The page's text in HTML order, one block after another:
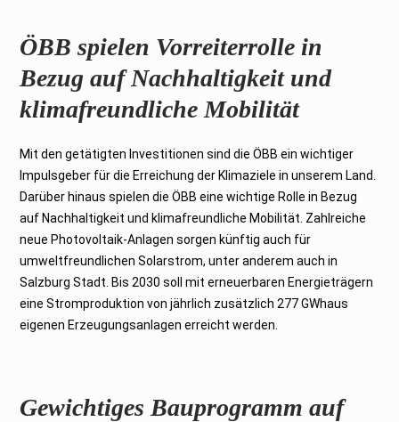
ÖBB spielen Vorreiterrolle in
Bezug auf Nachhaltigkeit und
klimafreundliche Mobilität
Mit den getätigten Investitionen sind die ÖBB ein wichtiger
Impulsgeber für die Erreichung der Klimaziele in unserem Land.
Darüber hinaus spielen die ÖBB eine wichtige Rolle in Bezug
auf Nachhaltigkeit und klimafreundliche Mobilität. Zahlreiche
neue Photovoltaik-Anlagen sorgen künftig auch für
umweltfreundlichen Solarstrom, unter anderem auch in
Salzburg Stadt. Bis 2030 soll mit erneuerbaren Energieträgern
eine Stromproduktion von jährlich zusätzlich 277 GWhaus
eigenen Erzeugungsanlagen erreicht werden.
Gewichtiges Bauprogramm auf